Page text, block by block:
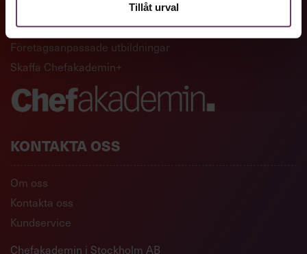
Tillåt urval
Ledarskapsutbildningar
Företagsanpassade utbildningar
Skaffa Chefakademin+
KONTAKTA OSS
Om oss
Kontakta oss
Kundservice
Chefakademin i Stockholm AB